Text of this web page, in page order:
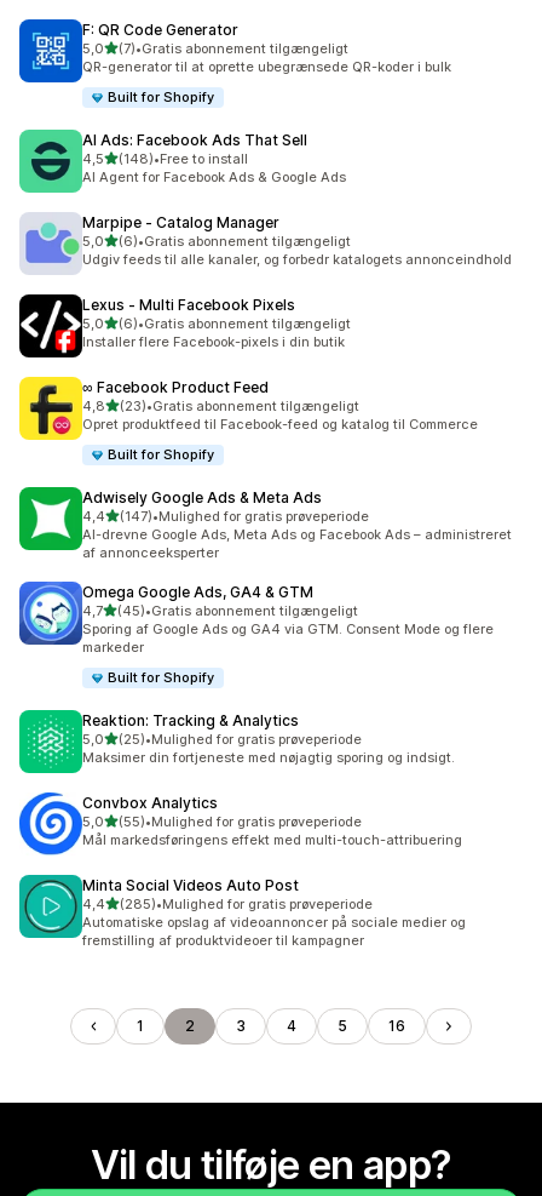
F: QR Code Generator
5,0ud af 5 stjerner
(7)
7 anmeldelser i alt
•Gratis abonnement tilgængeligt
QR-generator til at oprette ubegrænsede QR-koder i bulk
Built for Shopify
AI Ads: Facebook Ads That Sell
4,5ud af 5 stjerner
(148)
148 anmeldelser i alt
•Free to install
AI Agent for Facebook Ads & Google Ads
Marpipe ‑ Catalog Manager
5,0ud af 5 stjerner
(6)
6 anmeldelser i alt
•Gratis abonnement tilgængeligt
Udgiv feeds til alle kanaler, og forbedr katalogets annonceindhold
Lexus ‑ Multi Facebook Pixels
5,0ud af 5 stjerner
(6)
6 anmeldelser i alt
•Gratis abonnement tilgængeligt
Installer flere Facebook-pixels i din butik
∞ Facebook Product Feed
4,8ud af 5 stjerner
(23)
23 anmeldelser i alt
•Gratis abonnement tilgængeligt
Opret produktfeed til Facebook-feed og katalog til Commerce
Built for Shopify
Adwisely Google Ads & Meta Ads
4,4ud af 5 stjerner
(147)
147 anmeldelser i alt
•Mulighed for gratis prøveperiode
AI-drevne Google Ads, Meta Ads og Facebook Ads – administreret
af annonceeksperter
Omega Google Ads, GA4 & GTM
4,7ud af 5 stjerner
(45)
45 anmeldelser i alt
•Gratis abonnement tilgængeligt
Sporing af Google Ads og GA4 via GTM. Consent Mode og flere
markeder
Built for Shopify
Reaktion: Tracking & Analytics
5,0ud af 5 stjerner
(25)
25 anmeldelser i alt
•Mulighed for gratis prøveperiode
Maksimer din fortjeneste med nøjagtig sporing og indsigt.
Convbox Analytics
5,0ud af 5 stjerner
(55)
55 anmeldelser i alt
•Mulighed for gratis prøveperiode
Mål markedsføringens effekt med multi-touch-attribuering
Minta Social Videos Auto Post
4,4ud af 5 stjerner
(285)
285 anmeldelser i alt
•Mulighed for gratis prøveperiode
Automatiske opslag af videoannoncer på sociale medier og
fremstilling af produktvideoer til kampagner
1 2 3 4 5 16
Vil du tilføje en app?